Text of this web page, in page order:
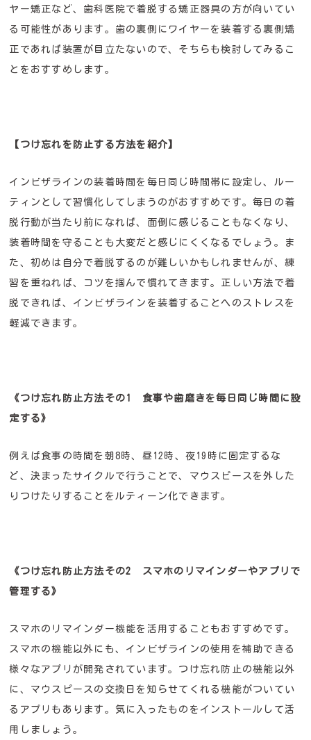
ヤー矯正など、歯科医院で着脱する矯正器具の方が向いてい
る可能性があります。歯の裏側にワイヤーを装着する裏側矯
正であれば装置が目立たないので、そちらも検討してみるこ
とをおすすめします。
【つけ忘れを防止する方法を紹介】
インビザラインの装着時間を毎日同じ時間帯に設定し、ルー
ティンとして習慣化してしまうのがおすすめです。毎日の着
脱行動が当たり前になれば、面倒に感じることもなくなり、
装着時間を守ることも大変だと感じにくくなるでしょう。ま
た、初めは自分で着脱するのが難しいかもしれませんが、練
習を重ねれば、コツを掴んで慣れてきます。正しい方法で着
脱できれば、インビザラインを装着することへのストレスを
軽減できます。
《つけ忘れ防止方法その1 食事や歯磨きを毎日同じ時間に設
定する》
例えば食事の時間を朝8時、昼12時、夜19時に固定するな
ど、決まったサイクルで行うことで、マウスピースを外した
りつけたりすることをルティーン化できます。
《つけ忘れ防止方法その2 スマホのリマインダーやアプリで
管理する》
スマホのリマインダー機能を活用することもおすすめです。
スマホの機能以外にも、インビザラインの使用を補助できる
様々なアプリが開発されています。つけ忘れ防止の機能以外
に、マウスピースの交換日を知らせてくれる機能がついてい
るアプリもあります。気に入ったものをインストールして活
用しましょう。